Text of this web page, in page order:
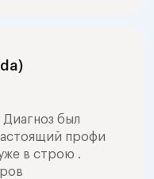
был
профи
в строю .